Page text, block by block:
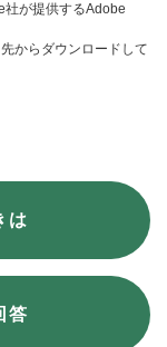
社が提供するAdobe
からダウンロードして
は
答